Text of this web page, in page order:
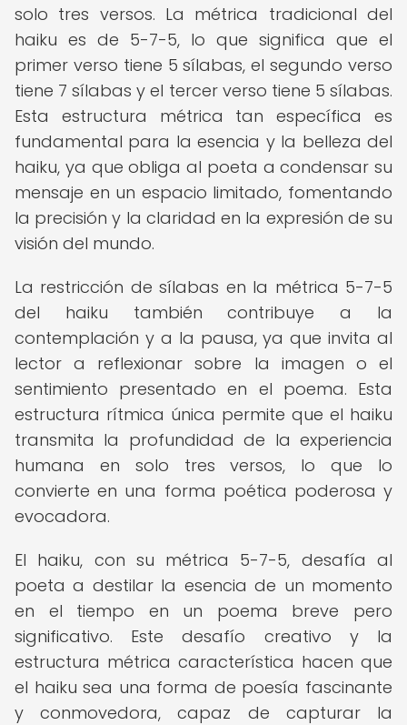
solo tres versos. La métrica tradicional del
haiku es de 5-7-5, lo que significa que el
primer verso tiene 5 sílabas, el segundo verso
tiene 7 sílabas y el tercer verso tiene 5 sílabas.
Esta estructura métrica tan específica es
fundamental para la esencia y la belleza del
haiku, ya que obliga al poeta a condensar su
mensaje en un espacio limitado, fomentando
la precisión y la claridad en la expresión de su
visión del mundo.
La restricción de sílabas en la métrica 5-7-5
del haiku también contribuye a la
contemplación y a la pausa, ya que invita al
lector a reflexionar sobre la imagen o el
sentimiento presentado en el poema. Esta
estructura rítmica única permite que el haiku
transmita la profundidad de la experiencia
humana en solo tres versos, lo que lo
convierte en una forma poética poderosa y
evocadora.
El haiku, con su métrica 5-7-5, desafía al
poeta a destilar la esencia de un momento
en el tiempo en un poema breve pero
significativo. Este desafío creativo y la
estructura métrica característica hacen que
el haiku sea una forma de poesía fascinante
y conmovedora, capaz de capturar la